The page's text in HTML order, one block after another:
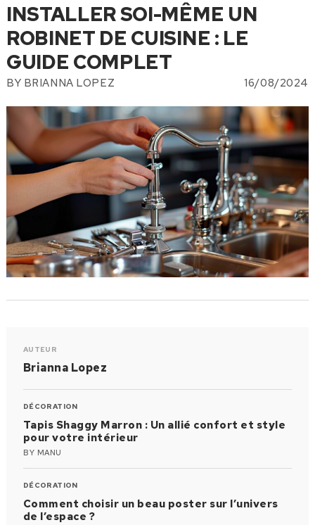
INSTALLER SOI-MÊME UN
ROBINET DE CUISINE : LE
GUIDE COMPLET
BY BRIANNA LOPEZ 16/08/2024
AUTEUR
Brianna Lopez
DÉCORATION
Tapis Shaggy Marron : Un allié confort et style
pour votre intérieur
BY MANU
DÉCORATION
Comment choisir un beau poster sur l’univers
de l’espace ?